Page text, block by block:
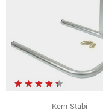
Kern-Stabi